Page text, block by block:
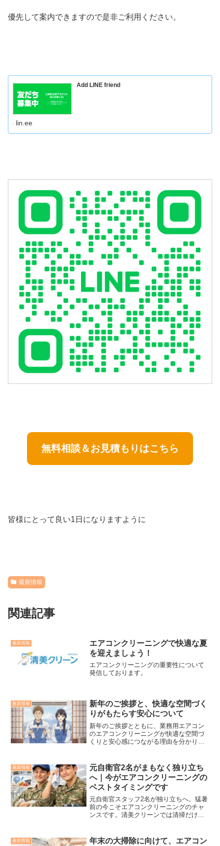
優先して案内できますので是非ご利用ください。
Add LINE friend
lin.ee
無料相談＆お見積もりはこちら
皆様にとって良い1日になりますように
最新情報
関連記事
最新情報
エアコンクリーニングで快適な夏
を迎えましょう！
エアコンクリーニングの重要性について
発信しております。
最新情報
新年のご挨拶と、快適な空間づく
りがもたらす安心について
新年のご挨拶とともに、業務用エアコン
のエアコンクリーニングが快適な空間づ
くりと安心感につながる理由を分かりや
最新情報
元自衛官2名がまもなく独り立ち
へ｜今がエアコンクリーニングの
ベストタイミングです
元自衛官スタッフ2名が独り立ちへ。猛暑
前の今こそエアコンクリーニングのチャ
ンスです。清美クリーンでは清掃だけで
最新情報
年末の大掃除に向けて、エアコン